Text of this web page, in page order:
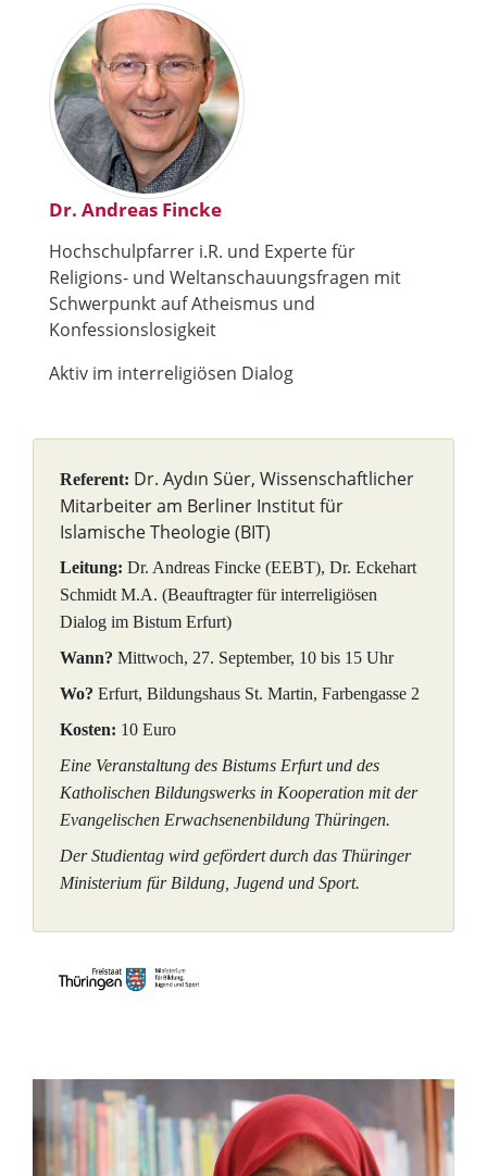
Dr. Andreas Fincke
Hochschulpfarrer i.R. und Experte für
Religions- und Weltanschauungsfragen mit
Schwerpunkt auf Atheismus und
Konfessionslosigkeit
Aktiv im interreligiösen Dialog
Referent: Dr. Aydın Süer, Wissenschaftlicher
Mitarbeiter am Berliner Institut für
Islamische Theologie (BIT)
Leitung: Dr. Andreas Fincke (EEBT), Dr. Eckehart
Schmidt M.A. (Beauftragter für interreligiösen
Dialog im Bistum Erfurt)
Wann? Mittwoch, 27. September, 10 bis 15 Uhr
Wo? Erfurt, Bildungshaus St. Martin, Farbengasse 2
Kosten: 10 Euro
Eine Veranstaltung des Bistums Erfurt und des
Katholischen Bildungswerks in Kooperation mit der
Evangelischen Erwachsenenbildung Thüringen.
Der Studientag wird gefördert durch das Thüringer
Ministerium für Bildung, Jugend und Sport.